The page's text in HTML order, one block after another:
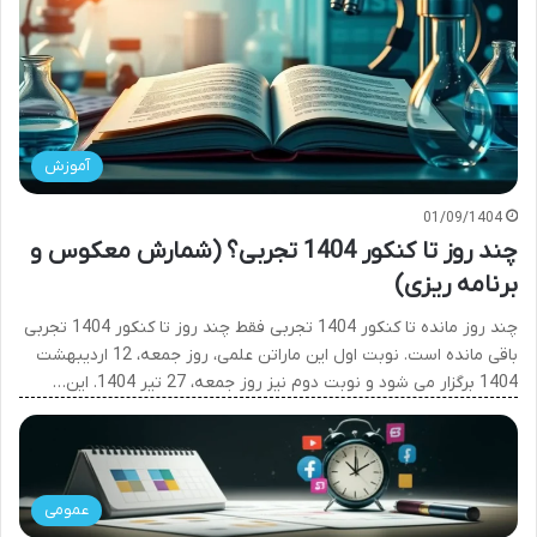
آموزش
01/09/1404
چند روز تا کنکور 1404 تجربی؟ (شمارش معکوس و
برنامه ریزی)
چند روز مانده تا کنکور 1404 تجربی فقط چند روز تا کنکور 1404 تجربی
باقی مانده است. نوبت اول این ماراتن علمی، روز جمعه، 12 اردیبهشت
1404 برگزار می شود و نوبت دوم نیز روز جمعه، 27 تیر 1404. این…
عمومی